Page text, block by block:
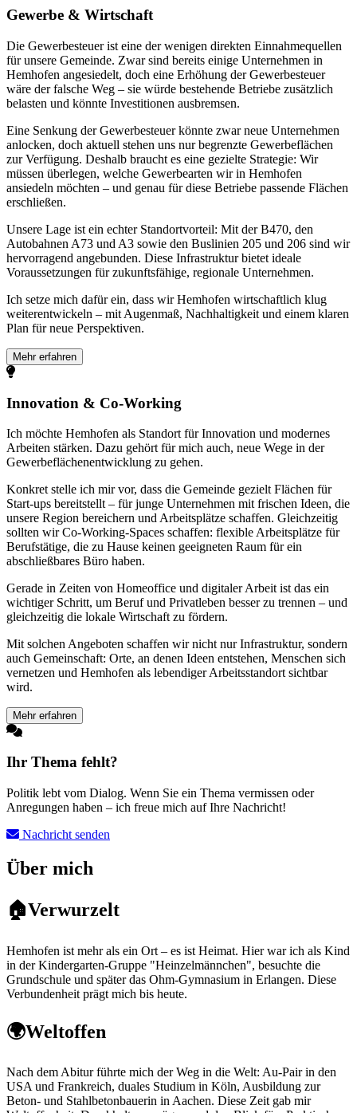
Gewerbe & Wirtschaft
Die Gewerbesteuer ist eine der wenigen direkten Einnahmequellen
für unsere Gemeinde. Zwar sind bereits einige Unternehmen in
Hemhofen angesiedelt, doch eine Erhöhung der Gewerbesteuer
wäre der falsche Weg – sie würde bestehende Betriebe zusätzlich
belasten und könnte Investitionen ausbremsen.
Eine Senkung der Gewerbesteuer könnte zwar neue Unternehmen
anlocken, doch aktuell stehen uns nur begrenzte Gewerbeflächen
zur Verfügung. Deshalb braucht es eine gezielte Strategie: Wir
müssen überlegen, welche Gewerbearten wir in Hemhofen
ansiedeln möchten – und genau für diese Betriebe passende Flächen
erschließen.
Unsere Lage ist ein echter Standortvorteil: Mit der B470, den
Autobahnen A73 und A3 sowie den Buslinien 205 und 206 sind wir
hervorragend angebunden. Diese Infrastruktur bietet ideale
Voraussetzungen für zukunftsfähige, regionale Unternehmen.
Ich setze mich dafür ein, dass wir Hemhofen wirtschaftlich klug
weiterentwickeln – mit Augenmaß, Nachhaltigkeit und einem klaren
Plan für neue Perspektiven.
Mehr erfahren
Innovation & Co-Working
Ich möchte Hemhofen als Standort für Innovation und modernes
Arbeiten stärken. Dazu gehört für mich auch, neue Wege in der
Gewerbeflächenentwicklung zu gehen.
Konkret stelle ich mir vor, dass die Gemeinde gezielt Flächen für
Start-ups bereitstellt – für junge Unternehmen mit frischen Ideen, die
unsere Region bereichern und Arbeitsplätze schaffen. Gleichzeitig
sollten wir Co-Working-Spaces schaffen: flexible Arbeitsplätze für
Berufstätige, die zu Hause keinen geeigneten Raum für ein
abschließbares Büro haben.
Gerade in Zeiten von Homeoffice und digitaler Arbeit ist das ein
wichtiger Schritt, um Beruf und Privatleben besser zu trennen – und
gleichzeitig die lokale Wirtschaft zu fördern.
Mit solchen Angeboten schaffen wir nicht nur Infrastruktur, sondern
auch Gemeinschaft: Orte, an denen Ideen entstehen, Menschen sich
vernetzen und Hemhofen als lebendiger Arbeitsstandort sichtbar
wird.
Mehr erfahren
Ihr Thema fehlt?
Politik lebt vom Dialog. Wenn Sie ein Thema vermissen oder
Anregungen haben – ich freue mich auf Ihre Nachricht!
Nachricht senden
Über mich
🏠Verwurzelt
Hemhofen ist mehr als ein Ort – es ist Heimat. Hier war ich als Kind
in derKindergarten-Gruppe "Heinzelmännchen", besuchte die
Grundschule und später das Ohm-Gymnasium in Erlangen. Diese
Verbundenheit prägt mich bis heute.
🌍Weltoffen
Nach dem Abitur führte mich der Weg in die Welt: Au-Pair in den
USA und Frankreich, duales Studium in Köln, Ausbildung zur
Beton- und Stahlbetonbauerin in Aachen. Diese Zeit gab mir